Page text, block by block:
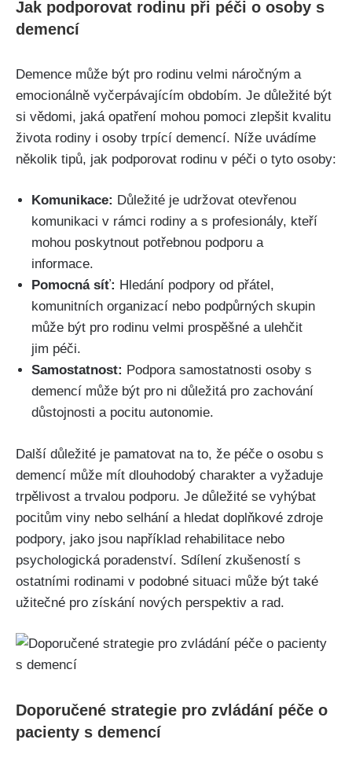
Jak podporovat rodinu při péči o osoby s
demencí
Demence může být pro rodinu velmi náročným a
emocionálně vyčerpávajícím obdobím. Je důležité být
si vědomi, jaká opatření mohou pomoci zlepšit kvalitu
života rodiny i osoby trpící demencí. Níže uvádíme
několik tipů, jak podporovat rodinu v péči o tyto osoby:
Komunikace: Důležité je udržovat otevřenou
komunikaci v rámci rodiny a s profesionály, kteří
mohou poskytnout potřebnou podporu a
informace.
Pomocná síť: Hledání podpory od přátel,
komunitních organizací nebo podpůrných skupin
může být pro rodinu velmi prospěšné a ulehčit
jim péči.
Samostatnost: Podpora samostatnosti osoby s
demencí může být pro ni důležitá pro zachování
důstojnosti a pocitu autonomie.
Další důležité je pamatovat na to, že péče o osobu s
demencí může mít dlouhodobý charakter a vyžaduje
trpělivost a trvalou podporu. Je důležité se vyhýbat
pocitům viny nebo selhání a hledat doplňkové zdroje
podpory, jako jsou například rehabilitace nebo
psychologická poradenství. Sdílení zkušeností s
ostatními rodinami v podobné situaci může být také
užitečné pro získání nových perspektiv a rad.
Doporučené strategie pro zvládání péče o
pacienty s demencí